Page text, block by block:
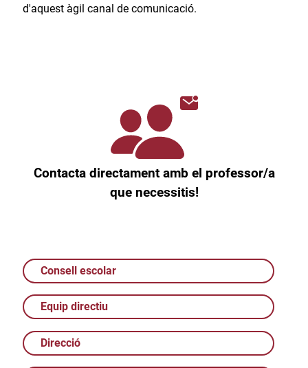
d'aquest àgil canal de comunicació.​
Contacta directament amb el professor/a
que necessitis!
Consell escolar
Equip directiu
Direcció